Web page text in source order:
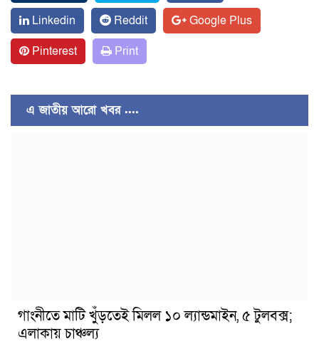
Linkedin
Reddit
Google Plus
Pinterest
Print
এ জাতীয় আরো খবর ....
গাংনীতে মাটি খুঁড়তেই মিলল ১০ ল্যান্ডমাইন, ৫ টুলবক্স;
এলাকায় চাঞ্চল্য